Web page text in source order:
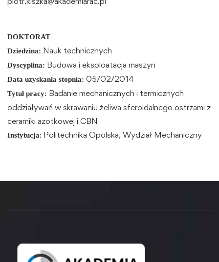
DOKTORAT
Dziedzina: Nauk technicznych
Dyscyplina: Budowa i eksploatacja maszyn
Data uzyskania stopnia: 05/02/2014
Tytuł pracy: Badanie mechanicznych i termicznych
oddziaływań w skrawaniu żeliwa sferoidalnego ostrzami z
ceramiki azotkowej i CBN
Instytucja: Politechnika Opolska, Wydział Mechaniczny